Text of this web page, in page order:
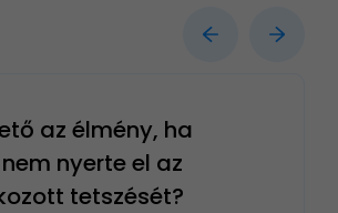
az élmény, ha
nyerte el az
tetszését?